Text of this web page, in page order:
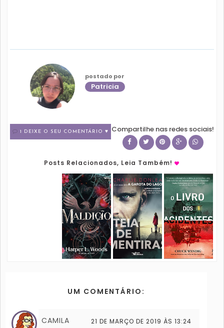
postado por
Patricia
1 DEIXE O SEU COMENTÁRIO ♥ Compartilhe nas redes sociais!
Posts Relacionados, Leia Também!
UM COMENTÁRIO:
CAMILA 21 DE MARÇO DE 2019 ÀS 13:24